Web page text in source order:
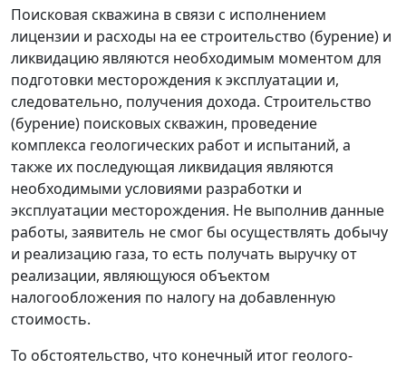
Поисковая скважина в связи с исполнением
лицензии и расходы на ее строительство (бурение) и
ликвидацию являются необходимым моментом для
подготовки месторождения к эксплуатации и,
следовательно, получения дохода. Строительство
(бурение) поисковых скважин, проведение
комплекса геологических работ и испытаний, а
также их последующая ликвидация являются
необходимыми условиями разработки и
эксплуатации месторождения. Не выполнив данные
работы, заявитель не смог бы осуществлять добычу
и реализацию газа, то есть получать выручку от
реализации, являющуюся объектом
налогообложения по налогу на добавленную
стоимость.
То обстоятельство, что конечный итог геолого-